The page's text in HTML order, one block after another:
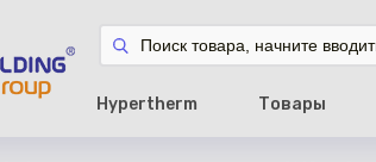
Hypertherm Товары